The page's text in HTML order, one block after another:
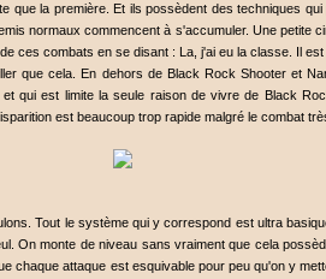
que la première. Et ils possèdent des techniques
normaux commencent à s'accumuler. Une petite
ces combats en se disant : La, j'ai eu la classe. Il
que cela. En dehors de Black Rock Shooter et
qui est limite la seule raison de vivre de Black
est beaucoup trop rapide malgré le combat
Tout le système qui y correspond est ultra
On monte de niveau sans vraiment que cela
chaque attaque est esquivable pour peu qu'on y